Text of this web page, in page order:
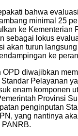
bahwa
minimal 25
ke Kementerian
sebagai lokus
akan turun
ke
OPD diwajibkan
Pelayanan
enam komponen
Provinsi
penginputan
yang nantinya